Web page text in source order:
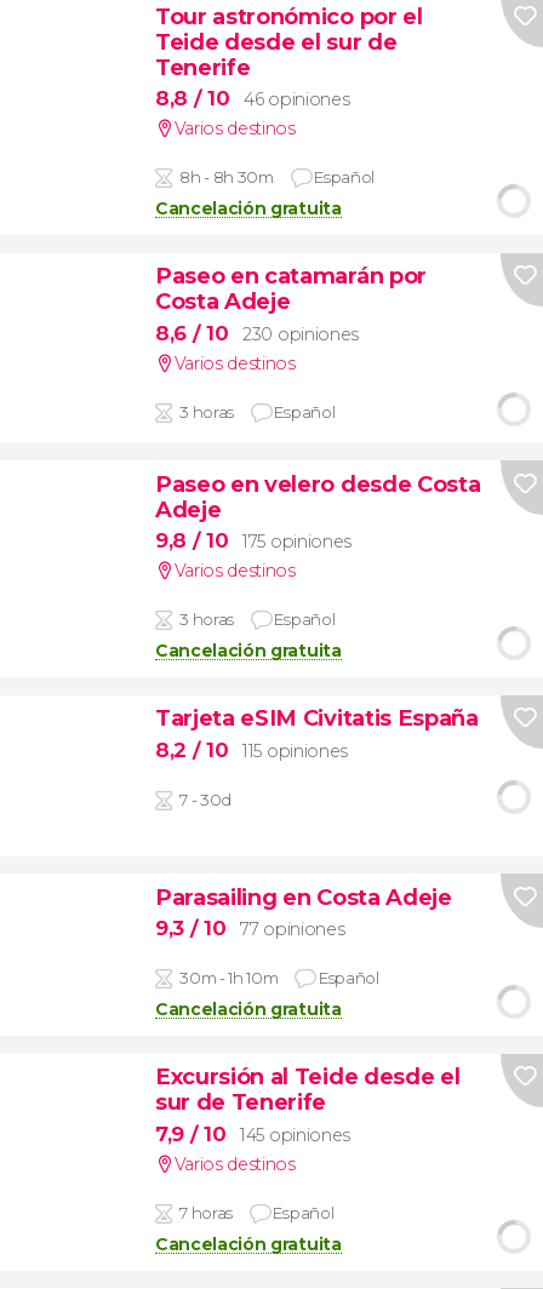
Tour astronómico por el
Teide desde el sur de
Tenerife
8,8 / 10
46 opiniones
Varios destinos
8h - 8h 30m Español
Cancelación gratuita
Paseo en catamarán por
Costa Adeje
8,6 / 10
230 opiniones
Varios destinos
3 horas Español
Paseo en velero desde Costa
Adeje
9,8 / 10
175 opiniones
Varios destinos
3 horas Español
Cancelación gratuita
Tarjeta eSIM Civitatis España
8,2 / 10 115 opiniones
7 - 30d
Parasailing en Costa Adeje
9,3 / 10 77 opiniones
30m - 1h 10m Español
Cancelación gratuita
Excursión al Teide desde el
sur de Tenerife
7,9 / 10
145 opiniones
Varios destinos
7 horas Español
Cancelación gratuita